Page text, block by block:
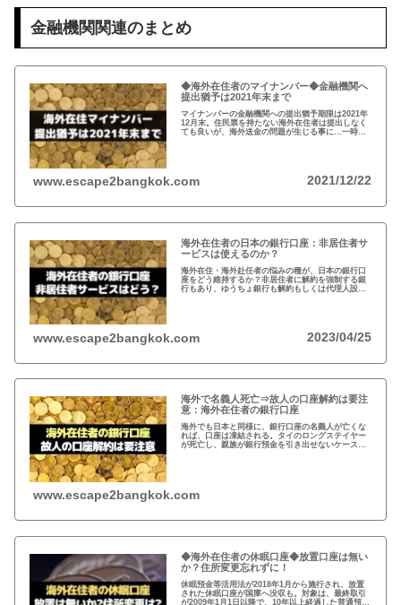
金融機関関連のまとめ
◆海外在住者のマイナンバー◆金融機関へ
提出猶予は2021年末まで
マイナンバーの金融機関への提出猶予期限は2021年
12月末。住民票を持たない海外在住者は提出しなく
ても良いが、海外送金の問題が生じる事に…一時帰
www.escape2bangkok.com 2021/12/22
海外在住者の日本の銀行口座：非居住者サ
ービスは使えるのか？
海外在住・海外赴任者の悩みの種が、日本の銀行口
座をどう維持するか？非居住者に解約を強制する銀
行もあり、ゆうちょ銀行も解約もしくは代理人設定
www.escape2bangkok.com 2023/04/25
海外で名義人死亡⇒故人の口座解約は要注
意：海外在住者の銀行口座
海外でも日本と同様に、銀行口座の名義人が亡くな
れば、口座は凍結される。タイのロングステイヤー
が死亡し、親族が銀行預金を引き出せないケースが
www.escape2bangkok.com
◆海外在住者の休眠口座◆放置口座は無い
か？住所変更忘れずに！
休眠預金等活用法が2018年1月から施行され、放置
された休眠口座が国庫へ没収も。対象は、最終取引
が2009年1月1日以降で、10年以上経過した普通預